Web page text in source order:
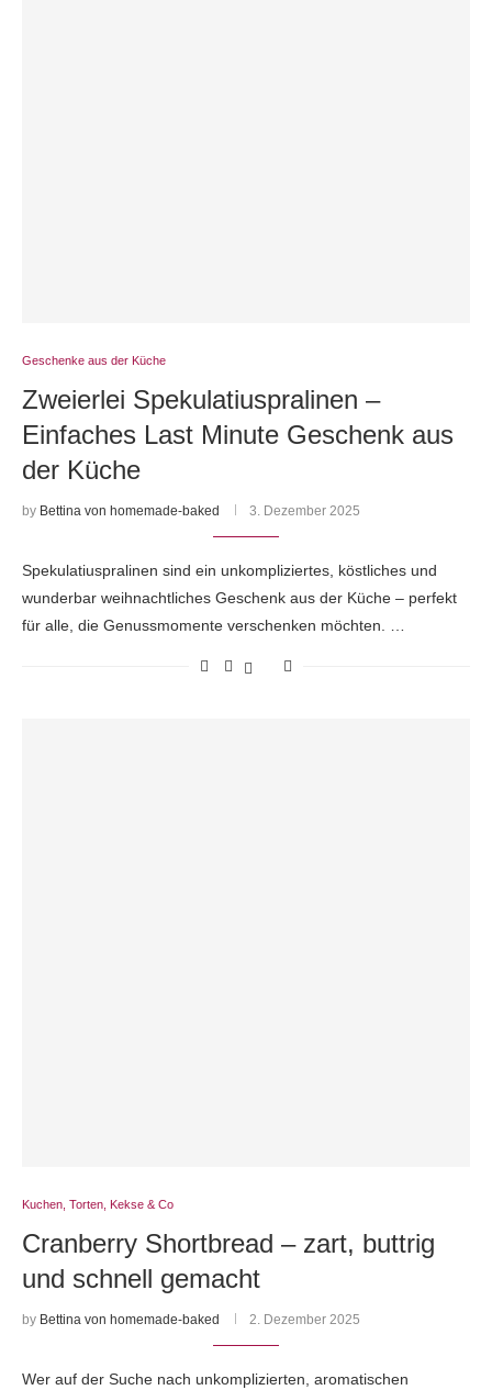
Geschenke aus der Küche
Zweierlei Spekulatiuspralinen –
Einfaches Last Minute Geschenk aus
der Küche
by Bettina von homemade-baked 3. Dezember 2025
Spekulatiuspralinen sind ein unkompliziertes, köstliches und
wunderbar weihnachtliches Geschenk aus der Küche – perfekt
für alle, die Genussmomente verschenken möchten. …
Kuchen, Torten, Kekse & Co
Cranberry Shortbread – zart, buttrig
und schnell gemacht
by Bettina von homemade-baked 2. Dezember 2025
Wer auf der Suche nach unkomplizierten, aromatischen